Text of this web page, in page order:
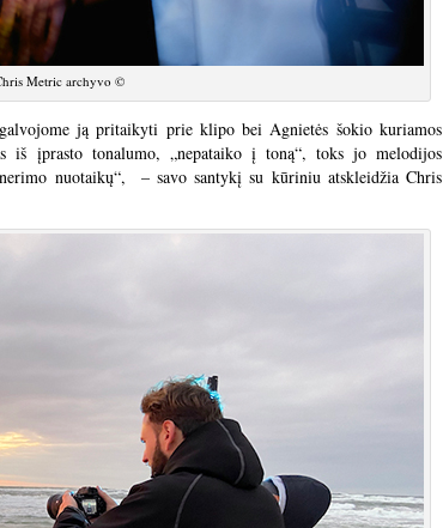
Metric archyvo ©
ją pritaikyti prie klipo bei Agnietės šokio kuriamos
iš įprasto tonalumo, „nepataiko į toną“, toks jo melodijos
nuotaikų“, – savo santykį su kūriniu atskleidžia Chris